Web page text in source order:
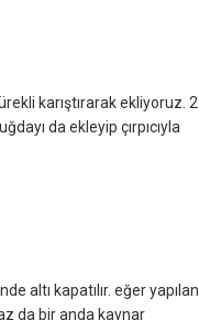
karıştırarak ekliyoruz. 2
da ekleyip çırpıcıyla
altı kapatılır. eğer yapılan
da bir anda kaynar